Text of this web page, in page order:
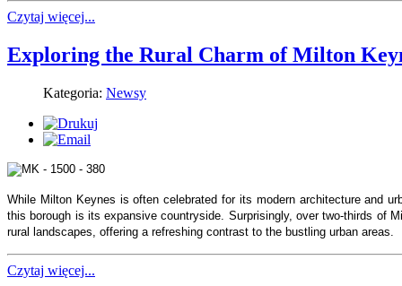
Czytaj więcej...
Exploring the Rural Charm of Milton
Kategoria: Newsy
While Milton Keynes is often celebrated for its modern architecture and
this borough is its expansive countryside. Surprisingly, over two-thirds of
rural landscapes, offering a refreshing contrast to the bustling urban areas.
Czytaj więcej...